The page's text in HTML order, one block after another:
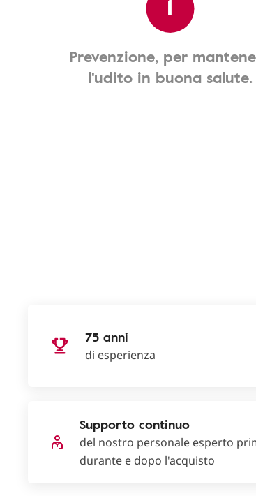
Prevenzione, per
l'udito in buona salute.
75 anni
di esperienza
Supporto continuo
del nostro personale esperto
durante e dopo l'acquisto